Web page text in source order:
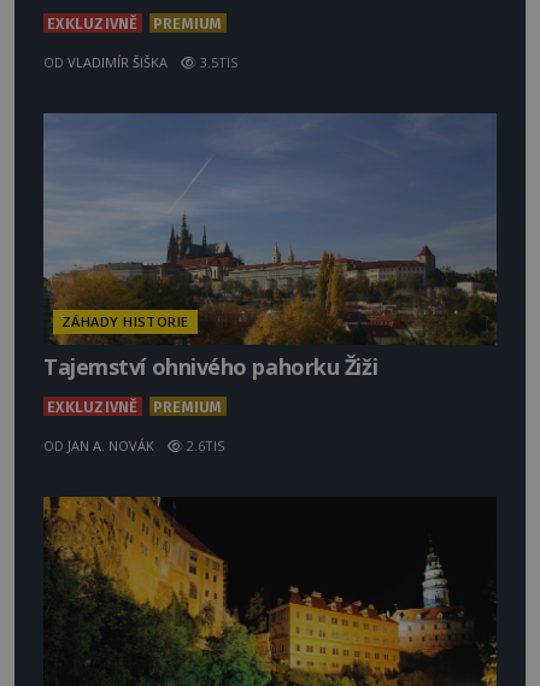
EXKLUZIVNĚ PREMIUM
OD VLADIMÍR ŠIŠKA 3.5TIS
ZÁHADY HISTORIE
Tajemství ohnivého pahorku Žiži
EXKLUZIVNĚ PREMIUM
OD JAN A. NOVÁK 2.6TIS